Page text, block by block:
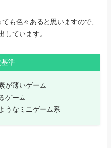
も色々あると思いますので、
しています。
基準
が薄いゲーム
ゲーム
うなミニゲーム系